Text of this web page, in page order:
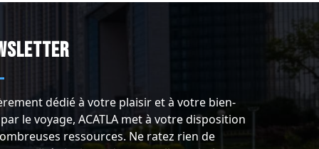
dédié à votre plaisir et à votre bien-
le voyage, ACATLA met à votre disposition
ressources. Ne ratez rien de